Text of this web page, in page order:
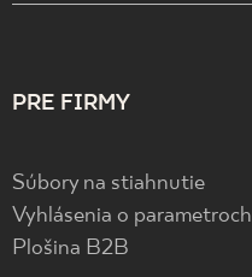
PRE FIRMY
Súbory na stiahnutie
Vyhlásenia o parametroch
Plošina B2B